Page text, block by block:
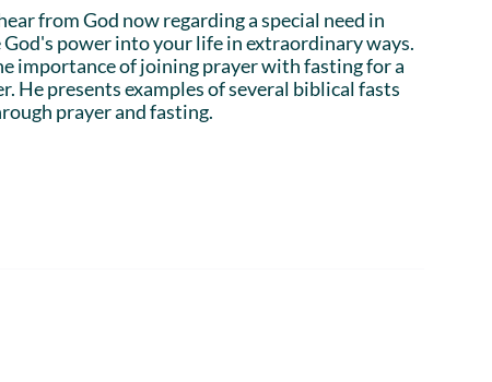
from God now regarding a special need in
power into your life in extraordinary ways.
importance of joining prayer with fasting for a
He presents examples of several biblical fasts
prayer and fasting.